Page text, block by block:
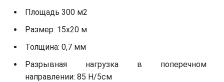
Площадь 300 м2
Размер: 15х20 м
Толщина: 0,7 мм
Разрывная нагрузка в поперечном
направлении: 85 Н/5см